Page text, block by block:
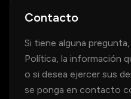
Contacto
Si tiene alguna
Política, la información
o si desea ejercer sus
se ponga en contacto